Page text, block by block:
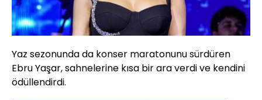
Yaz sezonunda da konser maratonunu sürdüren
Ebru Yaşar, sahnelerine kısa bir ara verdi ve kendini
ödüllendirdi.